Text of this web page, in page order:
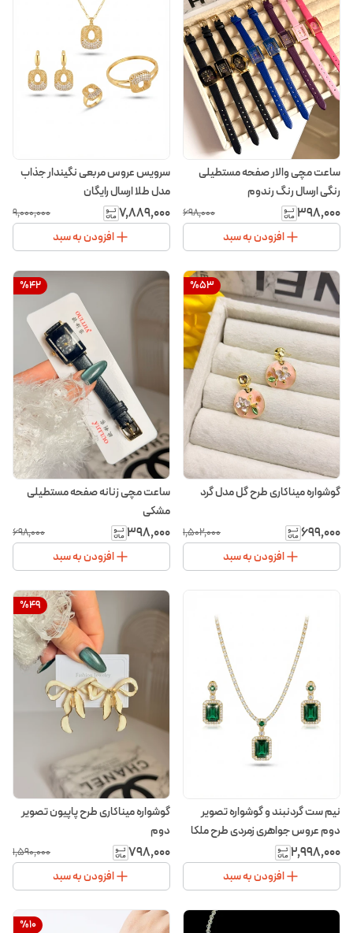
ساعت مچی والار صفحه مستطیلی
رنگی ارسال رنگ رندوم
۳۹۸٬۰۰۰ ۶۹۸٬۰۰۰
افزودن به سبد
سرویس عروس مربعی نگیندار جذاب
مدل طلا ارسال رایگان
۷٬۸۸۹٬۰۰۰ ۹٬۰۰۰٬۰۰۰
افزودن به سبد
%53
گوشواره میناکاری طرح گل مدل گرد
۶۹۹٬۰۰۰ ۱٬۵۰۲٬۰۰۰
افزودن به سبد
%42
ساعت مچی زنانه صفحه مستطیلی
مشکی
۳۹۸٬۰۰۰ ۶۹۸٬۰۰۰
افزودن به سبد
نیم ست گردنبند و گوشواره تصویر
دوم عروس جواهری زمردی طرح ملکا
۲٬۹۹۸٬۰۰۰
افزودن به سبد
%49
گوشواره میناکاری طرح پاپیون تصویر
دوم
۷۹۸٬۰۰۰ ۱٬۵۹۰٬۰۰۰
افزودن به سبد
%10